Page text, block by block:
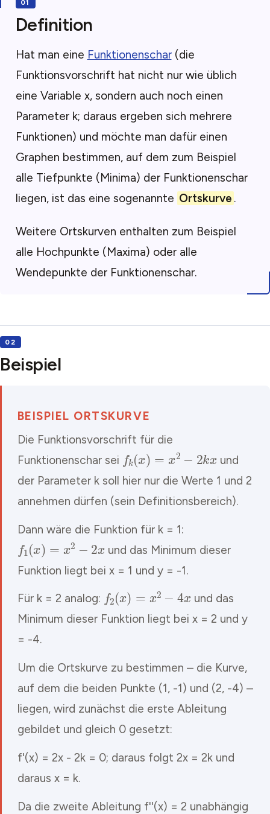
Definition
Hat man eine Funktionenschar(die
Funktionsvorschrift hat nicht nur wie üblich
eine Variable x, sondern auch noch einen
Parameter k; daraus ergeben sich mehrere
Funktionen) und möchte man dafür einen
Graphen bestimmen, auf dem zum Beispiel
alle Tiefpunkte (Minima) der Funktionenschar
liegen, ist das eine sogenannte Ortskurve .
Weitere Ortskurven enthalten zum Beispiel
alle Hochpunkte (Maxima) oder alle
Wendepunkte der Funktionenschar.
Beispiel
BEISPIEL ORTSKURVE
Die Funktionsvorschrift für die
Funktionenschar sei
fk ( ) −2 x
und
der Parameter k soll hier nur die Werte 1 und 2
annehmen dürfen (sein Definitionsbereich).
Dann wäre die Funktion für k = 1:
f1 (x )= −2
und das Minimum dieser
Funktion liegt bei x = 1 und y = -1.
Für k = 2 analog:
f2 ( ) −4
und das
Minimum dieser Funktion liegt bei x = 2 und y
= -4.
Um die Ortskurve zu bestimmen – die Kurve,
auf dem die beiden Punkte (1, -1) und (2, -4) –
liegen, wird zunächst die erste Ableitung
gebildet und gleich 0 gesetzt:
f'(x) = 2x - 2k = 0; daraus folgt 2x = 2k und
daraus x = k.
Da die zweite Ableitung f''(x) = 2 unabhängig